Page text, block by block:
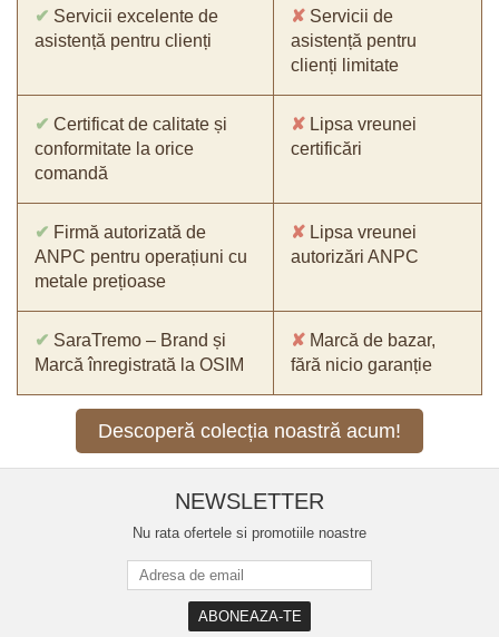
✔ Servicii excelente de
asistență pentru clienți
✘ Servicii de
asistență pentru
clienți limitate
✔ Certificat de calitate și
conformitate la orice
comandă
✘ Lipsa vreunei
certificări
✔ Firmă autorizată de
ANPC pentru operațiuni cu
metale prețioase
✘ Lipsa vreunei
autorizări ANPC
✔ SaraTremo – Brand și
Marcă înregistrată la OSIM
✘ Marcă de bazar,
fără nicio garanție
Descoperă colecția noastră acum!
NEWSLETTER
Nu rata ofertele si promotiile noastre